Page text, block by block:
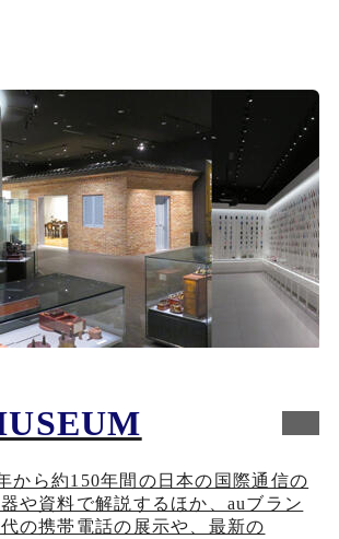
から約150年間の日本の国際通信の
や資料で解説するほか、auブラン
の携帯電話の展示や、最新の
開く